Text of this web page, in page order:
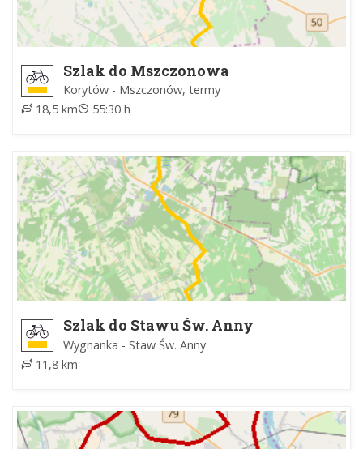
Szlak do Mszczonowa
Korytów - Mszczonów, termy
18,5 km
55:30 h
Szlak do Stawu Św. Anny
Wygnanka - Staw Św. Anny
11,8 km